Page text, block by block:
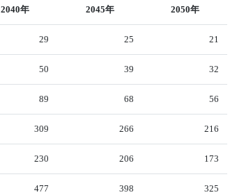
2040年 2045年 2050年
29 25 21
50 39 32
89 68 56
309 266 216
230 206 173
477 398 325